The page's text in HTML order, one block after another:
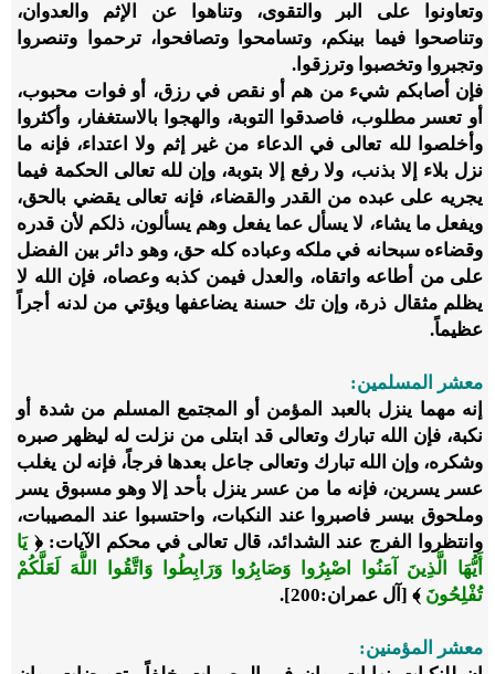
وتعاونوا على البر والتقوى، وتناهوا عن الإثم والعدوان،
وتناصحوا فيما بينكم، وتسامحوا وتصافحوا، ترحموا وتنصروا
وتجبروا وتخصبوا وترزقوا.
فإن أصابكم شيء من هم أو نقص في رزق، أو فوات محبوب،
أو تعسر مطلوب، فاصدقوا التوبة، والهجوا بالاستغفار، وأكثروا
وأخلصوا لله تعالى في الدعاء من غير إثم ولا اعتداء، فإنه ما
نزل بلاء إلا بذنب، ولا رفع إلا بتوبة، وإن لله تعالى الحكمة فيما
يجريه على عبده من القدر والقضاء، فإنه تعالى يقضي بالحق،
ويفعل ما يشاء، لا يسأل عما يفعل وهم يسألون، ذلكم لأن قدره
وقضاءه سبحانه في ملكه وعباده كله حق، وهو دائر بين الفضل
على من أطاعه واتقاه، والعدل فيمن كذبه وعصاه، فإن الله لا
يظلم مثقال ذرة، وإن تك حسنة يضاعفها ويؤتي من لدنه أجراً
عظيماً.
معشر المسلمين:
إنه مهما ينزل بالعبد المؤمن أو المجتمع المسلم من شدة أو
نكبة، فإن الله تبارك وتعالى قد ابتلى من نزلت له ليظهر صبره
وشكره، وإن الله تبارك وتعالى جاعل بعدها فرجاً، فإنه لن يغلب
عسر يسرين، فإنه ما من عسر ينزل بأحد إلا وهو مسبوق يسر
وملحوق بيسر فاصبروا عند النكبات، واحتسبوا عند المصيبات،
وانتظروا الفرج عند الشدائد، قال تعالى في محكم الآيات: ﴿يَا
أَيُّهَا الَّذِينَ آمَنُوا اصْبِرُوا وَصَابِرُوا وَرَابِطُوا وَاتَّقُوا اللَّهَ لَعَلَّكُمْ
تُفْلِحُونَ ﴾ [آل عمران:200].
معشر المؤمنين: